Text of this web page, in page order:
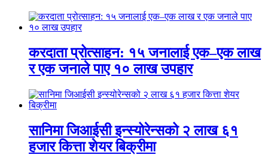
करदाता प्रोत्साहन: १५ जनालाई एक–एक लाख
र एक जनाले पाए १० लाख उपहार
सानिमा जिआईसी इन्स्योरेन्सको २ लाख ६१
हजार कित्ता शेयर बिक्रीमा